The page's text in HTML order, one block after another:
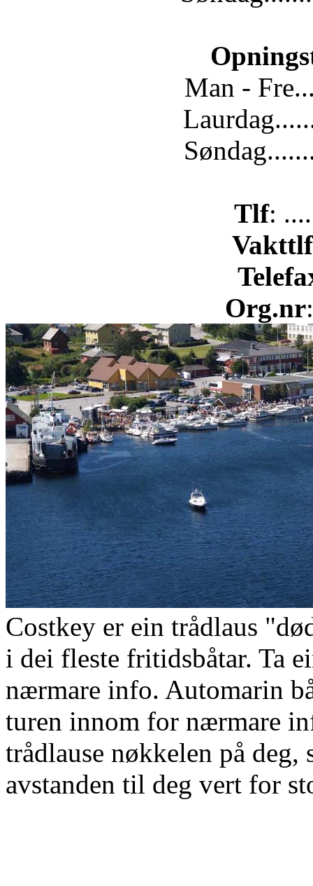
Man -
Tlf:
Vakttlf
Org.nr
Costkey er ein trådlaus
i dei fleste fritidsbåtar. Ta
nærmare info. Automarin
turen innom for nærmare
trådlause nøkkelen på
avstanden til deg vert for